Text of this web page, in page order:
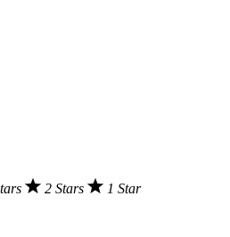
2 Stars
1 Star